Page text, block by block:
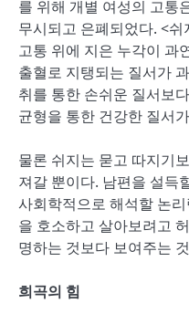
를 위해 개별 여성의 고통
무시되고 은폐되었다. <
고통 위에 지은 누각이 과
출혈로 지탱되는 질서가
취를 통한 손쉬운 질서보
균형을 통한 건강한 질서
물론 쉬지는 묻고 따지기
져갈 뿐이다. 남편을 설득
사회학적으로 해석할 논
을 호소하고 살아보려고
명하는 것보다 보여주는
희곡의 힘